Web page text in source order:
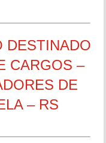
DESTINADO
CARGOS –
DE
– RS